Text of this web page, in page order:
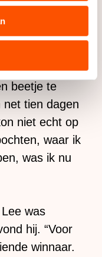
u aan hen heeft
via hun services.
aan
mogelijk geen
de GDPR.
in met deze
onscookiebeleid
met
nu”,
beetje te
tien dagen
niet echt op
waar ik
was ik nu
was
hij. “Voor
winnaar.